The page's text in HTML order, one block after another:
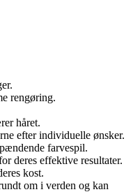
rengøring.
håret.
efter individuelle ønsker.
farvespil.
deres effektive resultater.
kost.
om i verden og kan